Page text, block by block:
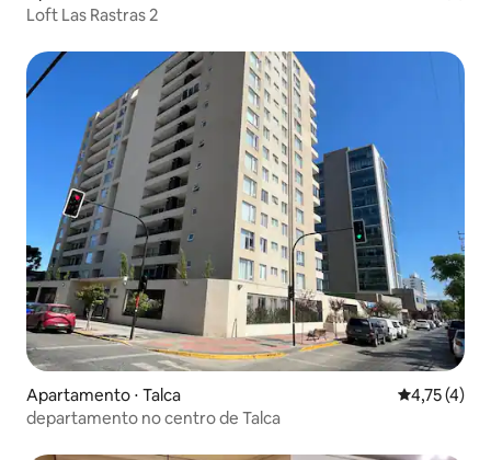
Loft Las Rastras 2
Apartamento ⋅ Talca 4,75 de
4,75 (4)
departamento no centro de Talca